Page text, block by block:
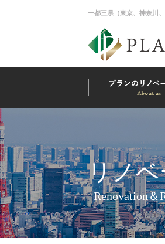
一都三県（東京、神奈川
リノ
Renovation＆